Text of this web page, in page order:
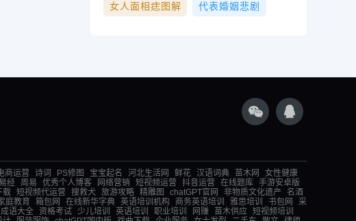
女人面相痣图解 代表婚姻悲剧
商运营 诗词 PS修图 宝宝起名 河北生活网 鲜花 汉语词典 苗木网
女性健康
易经 周易 优秀个人博客 网络营销 短视频运营 抖音运营 在线题库 手游安卓版
载 短视频代运营 搜救犬 旅游攻略 精雕图 chatGPT官网 非物质文化遗产
名酒
庭教育 箱包网 在线新华字典 英语培训机构 商务英语培训 雅思培训 书包网
采
成语大全 资格考试 少儿培训 英语培训 职业培训 网赚 苗木供应 短视频培训